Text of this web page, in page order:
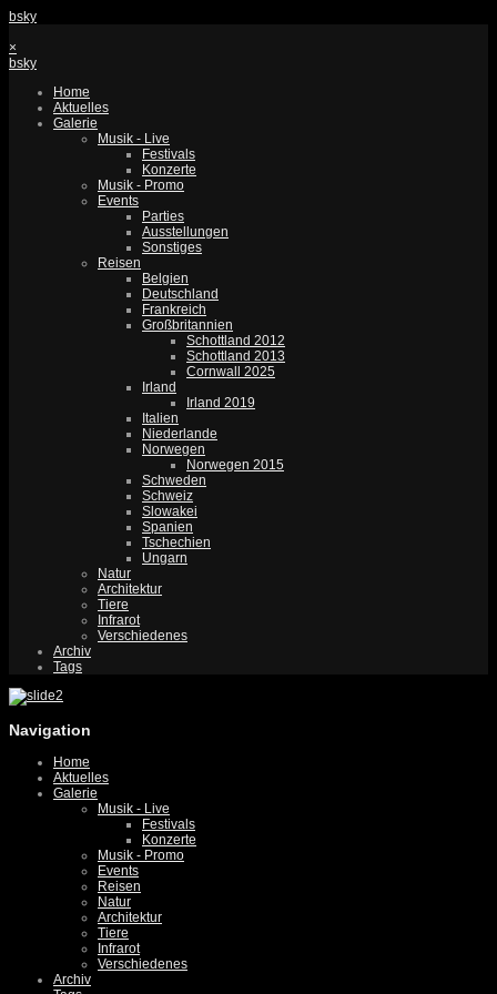
bsky
×
bsky
Home
Aktuelles
Galerie
Musik - Live
Festivals
Konzerte
Musik - Promo
Events
Parties
Ausstellungen
Sonstiges
Reisen
Belgien
Deutschland
Frankreich
Großbritannien
Schottland 2012
Schottland 2013
Cornwall 2025
Irland
Irland 2019
Italien
Niederlande
Norwegen
Norwegen 2015
Schweden
Schweiz
Slowakei
Spanien
Tschechien
Ungarn
Natur
Architektur
Tiere
Infrarot
Verschiedenes
Archiv
Tags
Navigation
Home
Aktuelles
Galerie
Musik - Live
Festivals
Konzerte
Musik - Promo
Events
Reisen
Natur
Architektur
Tiere
Infrarot
Verschiedenes
Archiv